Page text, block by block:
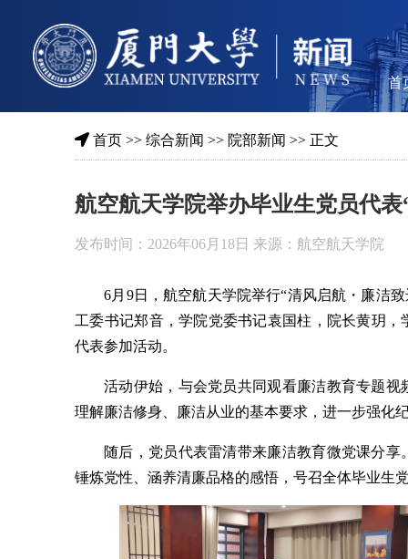
首
首页 >>综合新闻 >> 院部新闻 >> 正文
航空航天学院举办毕业生党员代
发布时间：2026年06月18日 来源：航空航天学院
6月9日，航空航天学院举行“清风启航・廉洁
工委书记郑音，学院党委书记袁国柱，院长黄玥
代表参加活动。
活动伊始，与会党员共同观看廉洁教育专题
理解廉洁修身、廉洁从业的基本要求，进一步强化
随后，党员代表雷清带来廉洁教育微党课分
锤炼党性、涵养清廉品格的感悟，号召全体毕业生